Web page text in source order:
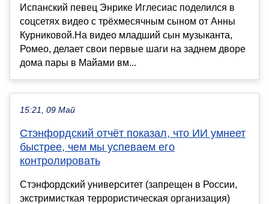
Испанский певец Энрике Иглесиас поделился в
соцсетях видео с трёхмесячным сыном от Анны
Курниковой.На видео младший сын музыканта,
Ромео, делает свои первые шаги на заднем дворе
дома пары в Майами вм...
15:21, 09 Май
Стэнфордский отчёт показал, что ИИ умнеет
быстрее, чем мы успеваем его
контролировать
Стэнфордский университет (запрещен в России,
экстримисткая террористическая организация)